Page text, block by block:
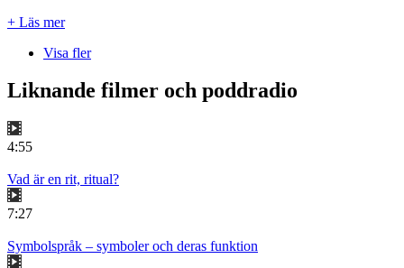
+ Läs mer
Visa fler
Liknande filmer och poddradio
4:55
Vad är en rit, ritual?
7:27
Symbolspråk – symboler och deras funktion